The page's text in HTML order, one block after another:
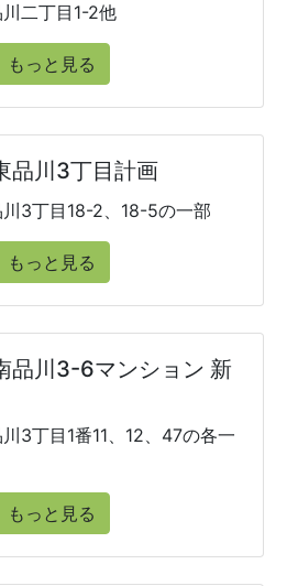
二丁目1-2他
もっと見る
品川3丁目計画
3丁目18-2、18-5の一部
もっと見る
品川3-6マンション 新
3丁目1番11、12、47の各一
もっと見る